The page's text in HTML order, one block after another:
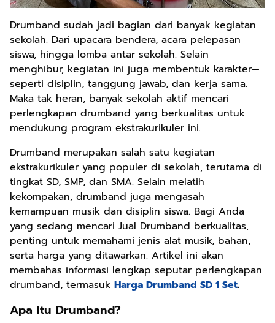
Drumband sudah jadi bagian dari banyak kegiatan
sekolah. Dari upacara bendera, acara pelepasan
siswa, hingga lomba antar sekolah. Selain
menghibur, kegiatan ini juga membentuk karakter—
seperti disiplin, tanggung jawab, dan kerja sama.
Maka tak heran, banyak sekolah aktif mencari
perlengkapan drumband yang berkualitas untuk
mendukung program ekstrakurikuler ini.
Drumband merupakan salah satu kegiatan
ekstrakurikuler yang populer di sekolah, terutama di
tingkat SD, SMP, dan SMA. Selain melatih
kekompakan, drumband juga mengasah
kemampuan musik dan disiplin siswa. Bagi Anda
yang sedang mencari Jual Drumband berkualitas,
penting untuk memahami jenis alat musik, bahan,
serta harga yang ditawarkan. Artikel ini akan
membahas informasi lengkap seputar perlengkapan
drumband, termasuk Harga Drumband SD 1 Set.
Apa Itu Drumband?